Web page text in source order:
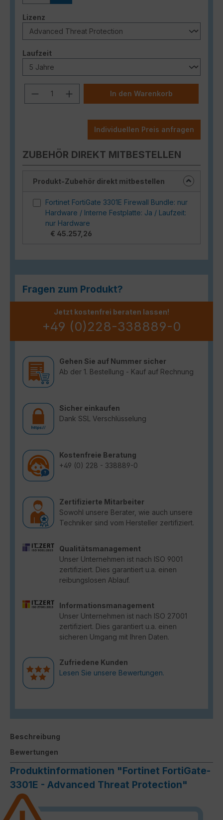
Lizenz
Laufzeitauswählen
Produkt Anzahl: Gib den
In den Warenkorb
Individuellen Preis anfragen
ZUBEHÖR DIREKT MITBESTELLEN
Produkt-Zubehör direkt mitbestellen
Fortinet FortiGate 3301E Firewall Bundle: nur
Hardware / Interne Festplatte: Ja / Laufzeit:
nur Hardware
€ 45.257,26
Fragen zum Produkt?
Jetzt kostenfrei beraten lassen!
+49 (0)228-338889-0
Gehen Sie auf Nummer sicher
Ab der 1. Bestellung - Kauf auf Rechnung
Sicher einkaufen
Dank SSL Verschlüsselung
Kostenfreie Beratung
+49 (0) 228 - 338889-0
Zertifizierte Mitarbeiter
Sowohl unsere Berater, wie auch unsere
Techniker sind vom Hersteller zertifiziert.
Qualitätsmanagement
Unser Unternehmen ist nach ISO 9001
zertifiziert. Dies garantiert u.a. einen
reibungslosen Ablauf.
Informationsmanagement
Unser Unternehmen ist nach ISO 27001
zertifiziert. Dies garantiert u.a. einen
sicheren Umgang mit Ihren Daten.
Zufriedene Kunden
Lesen Sie unsere Bewertungen.
Beschreibung
Bewertungen
Produktinformationen "Fortinet FortiGate-
3301E - Advanced Threat Protection"